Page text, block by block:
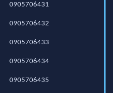
0905706431
0905706432
0905706433
0905706434
0905706435